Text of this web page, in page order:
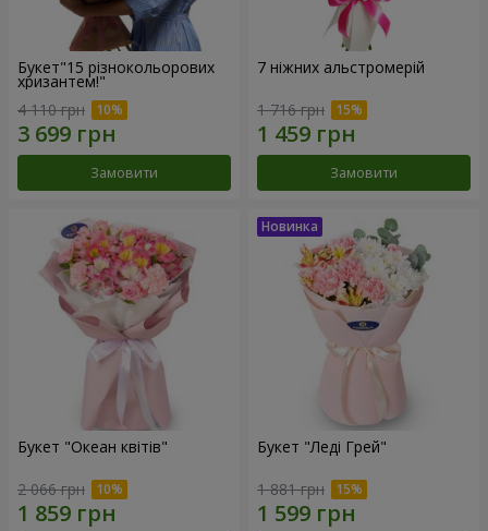
Букет"15 різнокольорових
хризантем!"
4 110 грн
Замовити
7 ніжних альстромерій
1 716 грн
Замовити
Букет "Океан квітів"
2 066 грн
Букет "Леді Грей"
1 881 грн